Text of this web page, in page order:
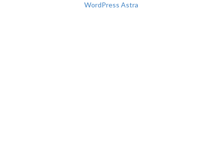
WordPress Astra